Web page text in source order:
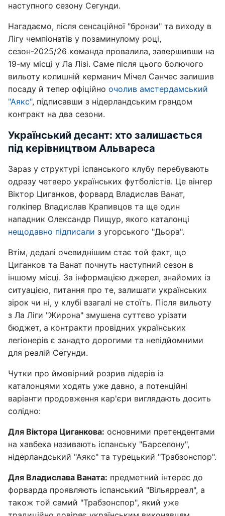
наступного сезону Сегунди.
Нагадаємо, після сенсаційної "бронзи" та виходу в
Лігу чемпіонатів у позаминулому році,
сезон-2025/26 команда провалила, завершивши на
19-му місці у Ла Лізі. Саме після цього болючого
вильоту колишній керманич Мічел Санчес залишив
посаду й тепер офіційно очолив амстердамський
"Аякс", підписавши з нідерландським грандом
контракт на два сезони.
Український десант: хто залишається
під керівництвом Альвареса
Зараз у структурі іспанського клубу перебувають
одразу четверо українських футболістів. Це вінгер
Віктор Циганков, форвард Владислав Ванат,
голкіпер Владислав Крапивцов та ще один
нападник Олександр Пищур, якого каталонці
нещодавно підписали з угорського "Дьора".
Втім, дедалі очевиднішим стає той факт, що
Циганков та Ванат почнуть наступний сезон в
іншому місці. За інформацією джерел, знайомих із
ситуацією, питання про те, залишати українських
зірок чи ні, у клубі взагалі не стоїть. Після вильоту
з Ла Ліги "Жирона" змушена суттєво урізати
бюджет, а контракти провідних українських
легіонерів є занадто дорогими та непідйомними
для реалій Сегунди.
Чутки про ймовірний розрив лідерів із
каталонцями ходять уже давно, а потенційні
варіанти продовження кар'єри виглядають досить
солідно:
Для Віктора Циганкова: основними претендентами
на хавбека називають іспанську "Барселону",
нідерландський "Аякс" та турецький "Трабзонспор".
Для Владислава Ваната: предметний інтерес до
форварда проявляють іспанський "Вільярреал", а
також той самий "Трабзонспор", який уже